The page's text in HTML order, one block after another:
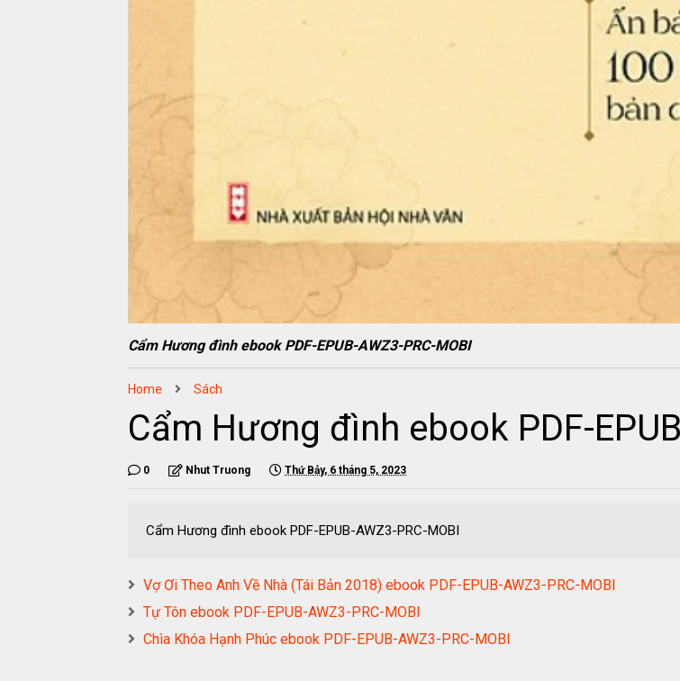
Cẩm Hương đình ebook PDF-EPUB-AWZ3-PRC-MOBI
Home Sách
Cẩm Hương đình ebook PDF-
0 Nhut Truong Thứ Bảy, 6 tháng 5, 2023
Cẩm Hương đình ebook PDF-EPUB-AWZ3-PRC-MOBI
Vợ Ơi Theo Anh Về Nhà (Tái Bản 2018) ebook PDF-EPUB-AWZ3-PRC-MOBI
Tự Tôn ebook PDF-EPUB-AWZ3-PRC-MOBI
Chìa Khóa Hạnh Phúc ebook PDF-EPUB-AWZ3-PRC-MOBI